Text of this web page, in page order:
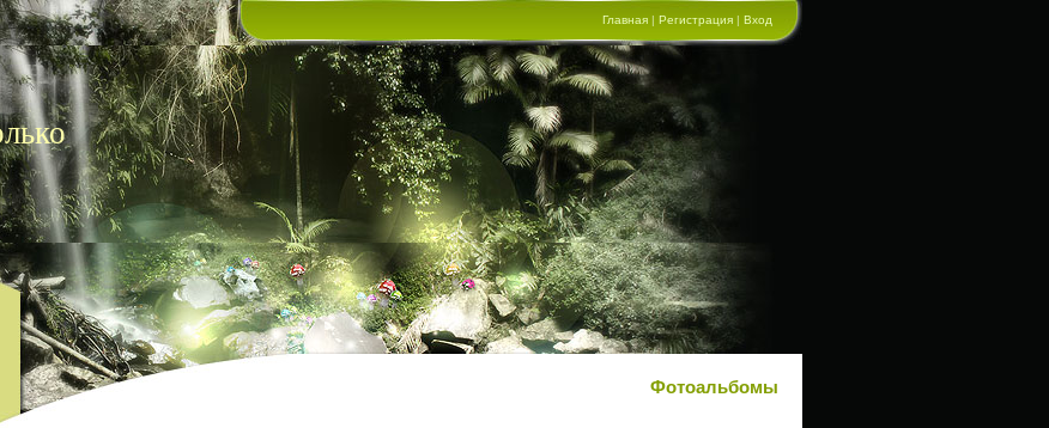
Главная | Регистрация | Вход
Фотоальбомы